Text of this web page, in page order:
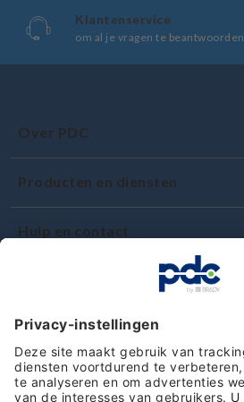
Klantenservice
om al je vragen te beantwoorden
Over PDC
Producten en diensten
Hulp en contact